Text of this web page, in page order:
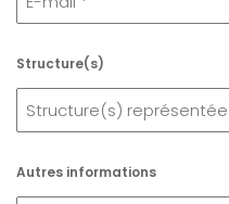
Structure(s)
Autres informations